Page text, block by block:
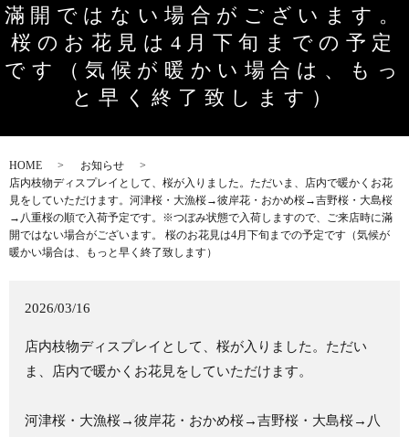
滿開ではない場合がございます。
桜のお花見は4月下旬までの予定
です（気候が暖かい場合は、もっ
と早く終了致します）
HOME
お知らせ
店内枝物ディスプレイとして、桜が入りました。ただいま、店内で暖かくお花
見をしていただけます。河津桜・大漁桜→彼岸花・おかめ桜→吉野桜・大島桜
→八重桜の順で入荷予定です。※つぼみ状態で入荷しますので、ご来店時に滿
開ではない場合がございます。 桜のお花見は4月下旬までの予定です（気候が
暖かい場合は、もっと早く終了致します）
2026/03/16
店内枝物ディスプレイとして、桜が入りました。ただい
ま、店内で暖かくお花見をしていただけます。
河津桜・大漁桜→彼岸花・おかめ桜→吉野桜・大島桜→八